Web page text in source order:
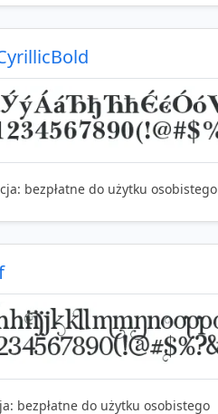
bezpłatne do użytku osobistego
bezpłatne do użytku osobistego